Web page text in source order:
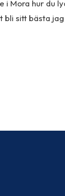
i Mora hur du
bli sitt bästa